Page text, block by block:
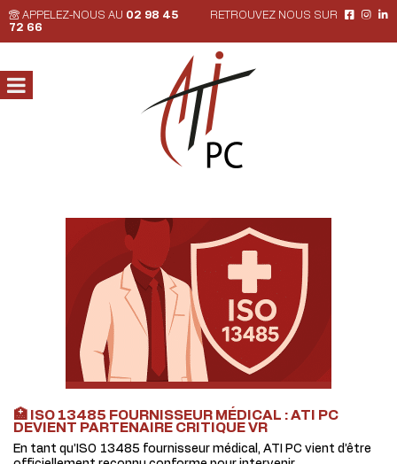
APPELEZ-NOUS AU 02 98 45
72 66
RETROUVEZ NOUS SUR
🏥 ISO 13485 FOURNISSEUR MÉDICAL : ATI PC
DEVIENT PARTENAIRE CRITIQUE VR
En tant qu’ISO 13485 fournisseur médical, ATI PC vient d’être